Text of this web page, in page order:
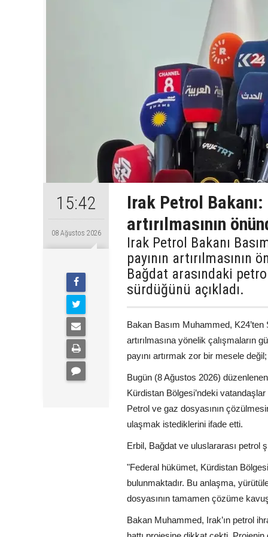
15:42
08 Ağustos 2026
Irak Petrol
artırılmasının
Irak Petrol Bakanı
payının
Bağdat arasındaki
sürdüğünü açıkladı.
Bakan Basım Muhammed, K24’ten
artırılmasına yönelik çalışmaların
payını artırmak zor bir mesele
Bugün (8 Ağustos 2026)
Kürdistan Bölgesi’ndeki vatandaşlar
Petrol ve gaz dosyasının
ulaşmak istediklerini ifade etti.
Erbil, Bağdat ve uluslararası petrol
"Federal hükümet, Kürdistan
bulunmaktadır. Bu anlaşma,
dosyasının tamamen çözüme
Bakan Muhammed, Irak’ın petrol